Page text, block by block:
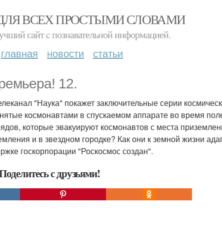
ВСЕХ ПРОСТЫМИ СЛОВАМИ
сайт c познавательной информацией.
главная новости статьи
12.
"Наука" покажет заключительные серии
космонавтами в спускаемом аппарате во время
которые эвакуируют космонавтов с места
и в звездном городке? Как они к земной жизни
госкорпорации "Роскосмос создан".
с друзьями!